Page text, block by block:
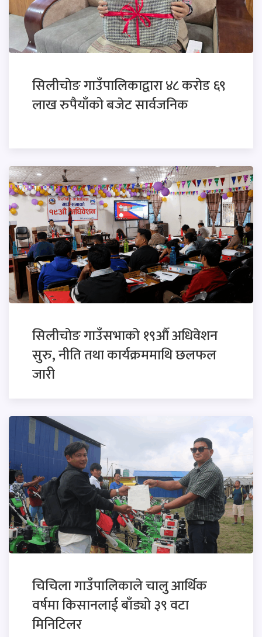
सिलीचोङ गाउँपालिकाद्वारा ४८ करोड ६९
लाख रुपैयाँको बजेट सार्वजनिक
सिलीचोङ गाउँसभाको १९औँ अधिवेशन
सुरु, नीति तथा कार्यक्रममाथि छलफल
जारी
चिचिला गाउँपालिकाले चालु आर्थिक
वर्षमा किसानलाई बाँड्यो ३९ वटा
मिनिटिलर